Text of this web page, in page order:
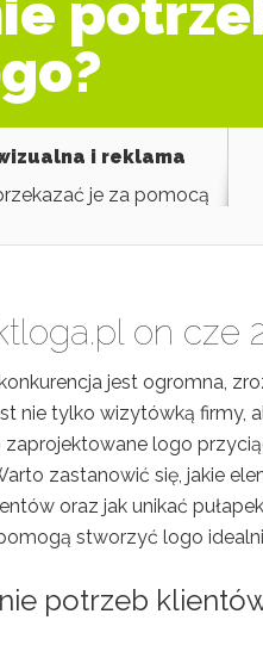
i reklama
je za pomocą
on cze
jest ogromna,
nie tylko wizytówką firmy,
logo
zastanowić się, jakie
oraz jak unikać
stworzyć logo
potrzeb